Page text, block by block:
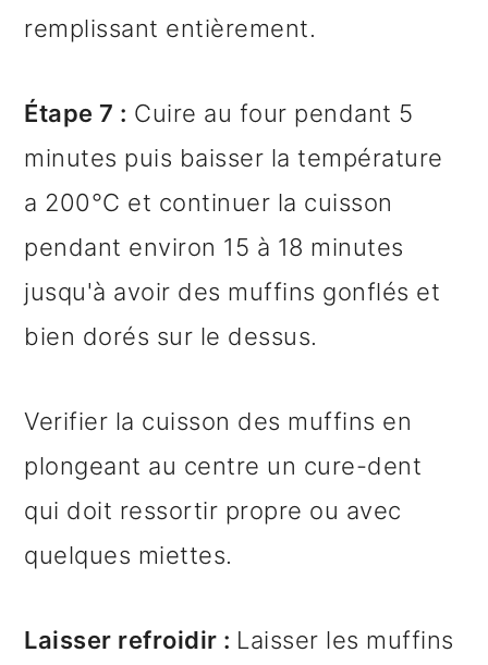
remplissant entièrement.
Étape 7 : Cuire au four pendant 5
minutes puis baisser la température
a 200°C et continuer la cuisson
pendant environ 15 à 18 minutes
jusqu'à avoir des muffins gonflés et
bien dorés sur le dessus.
Verifier la cuisson des muffins en
plongeant au centre un cure-dent
qui doit ressortir propre ou avec
quelques miettes.
Laisser refroidir : Laisser les muffins